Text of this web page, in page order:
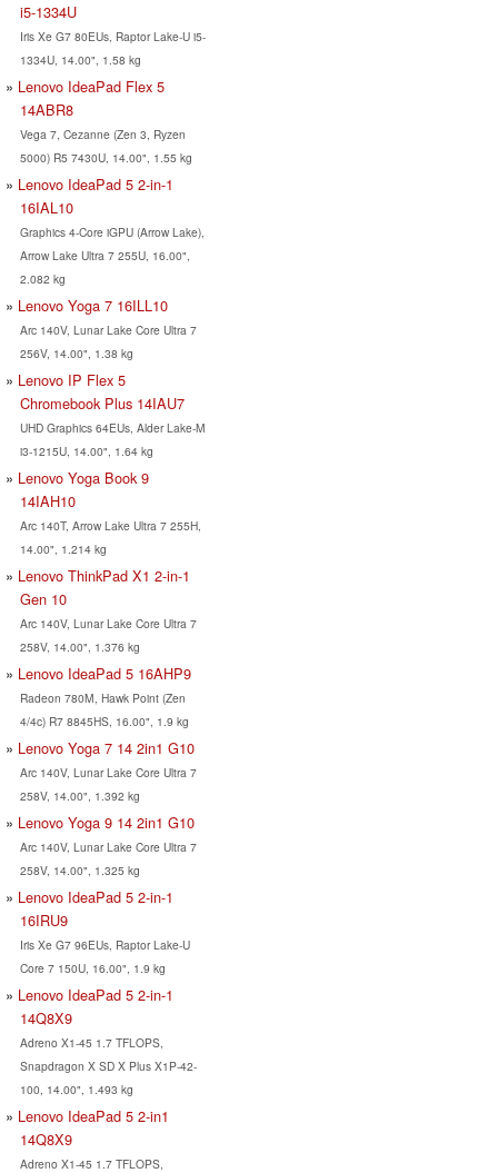
i5-1334U
Iris Xe G7 80EUs, Raptor Lake-U i5-
1334U, 14.00", 1.58 kg
Lenovo IdeaPad Flex 5
14ABR8
Vega 7, Cezanne (Zen 3, Ryzen
5000) R5 7430U, 14.00", 1.55 kg
Lenovo IdeaPad 5 2-in-1
16IAL10
Graphics 4-Core iGPU (Arrow Lake),
Arrow Lake Ultra 7 255U, 16.00",
2.082 kg
Lenovo Yoga 7 16ILL10
Arc 140V, Lunar Lake Core Ultra 7
256V, 14.00", 1.38 kg
Lenovo IP Flex 5
Chromebook Plus 14IAU7
UHD Graphics 64EUs, Alder Lake-M
i3-1215U, 14.00", 1.64 kg
Lenovo Yoga Book 9
14IAH10
Arc 140T, Arrow Lake Ultra 7 255H,
14.00", 1.214 kg
Lenovo ThinkPad X1 2-in-1
Gen 10
Arc 140V, Lunar Lake Core Ultra 7
258V, 14.00", 1.376 kg
Lenovo IdeaPad 5 16AHP9
Radeon 780M, Hawk Point (Zen
4/4c) R7 8845HS, 16.00", 1.9 kg
Lenovo Yoga 7 14 2in1 G10
Arc 140V, Lunar Lake Core Ultra 7
258V, 14.00", 1.392 kg
Lenovo Yoga 9 14 2in1 G10
Arc 140V, Lunar Lake Core Ultra 7
258V, 14.00", 1.325 kg
Lenovo IdeaPad 5 2-in-1
16IRU9
Iris Xe G7 96EUs, Raptor Lake-U
Core 7 150U, 16.00", 1.9 kg
Lenovo IdeaPad 5 2-in-1
14Q8X9
Adreno X1-45 1.7 TFLOPS,
Snapdragon X SD X Plus X1P-42-
100, 14.00", 1.493 kg
Lenovo IdeaPad 5 2-in1
14Q8X9
Adreno X1-45 1.7 TFLOPS,